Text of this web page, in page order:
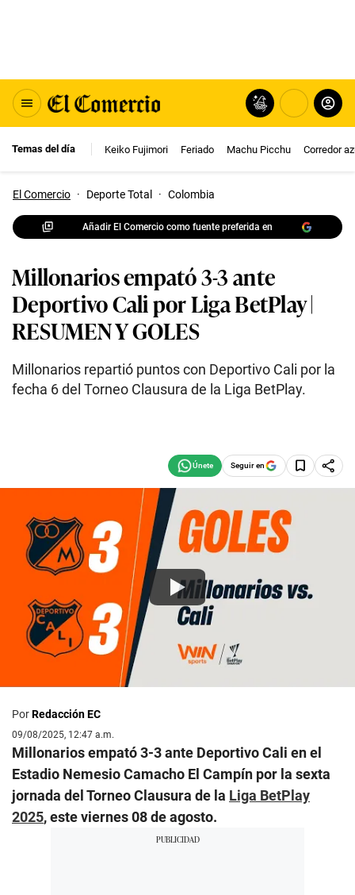
Temas del día Keiko Fujimori Feriado Machu Picchu Corredor
El Comercio · Deporte Total · Colombia
Añadir El Comercio como fuente preferida en
Millonarios empató 3-3 ante
Deportivo Cali por Liga BetPlay |
RESUMEN Y GOLES
Millonarios repartió puntos con Deportivo Cali por la
fecha 6 del Torneo Clausura de la Liga BetPlay.
Seguir en
PorRedacción EC
09/08/2025, 12:47 a.m.
Millonarios empató 3-3 ante Deportivo Cali en el
Estadio Nemesio Camacho El Campín por la sexta
jornada del Torneo Clausura de la Liga BetPlay
2025, este viernes 08 de agosto.